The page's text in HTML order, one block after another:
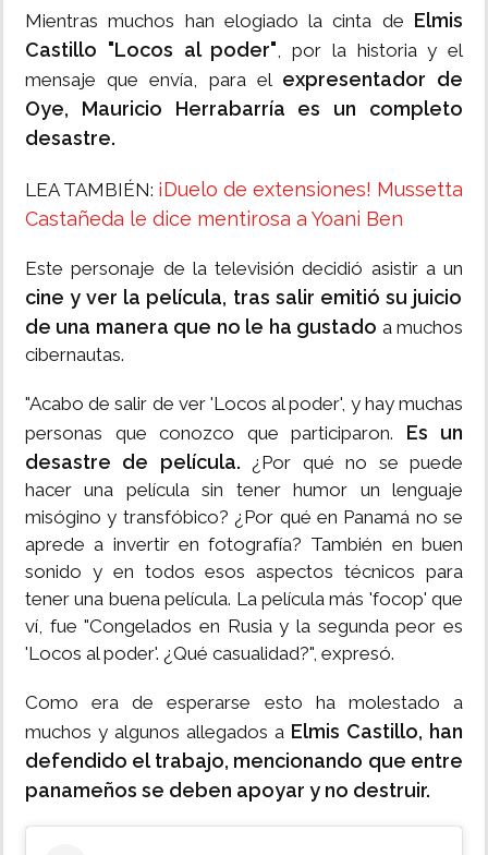
Mientras muchos han elogiado la cinta de Elmis
Castillo "Locos al poder", por la historia y el
mensaje que envía, para el expresentador de
Oye, Mauricio Herrabarría es un completo
desastre.
LEA TAMBIÉN: ¡Duelo de extensiones! Mussetta
Castañeda le dice mentirosa a Yoani Ben
Este personaje de la televisión decidió asistir a un
cine y ver la película, tras salir emitió su juicio
de una manera que no le ha gustado a muchos
cibernautas.
"Acabo de salir de ver 'Locos al poder', y hay muchas
personas que conozco que participaron. Es un
desastre de película. ¿Por qué no se puede
hacer una película sin tener humor un lenguaje
misógino y transfóbico? ¿Por qué en Panamá no se
aprede a invertir en fotografía? También en buen
sonido y en todos esos aspectos técnicos para
tener una buena película. La película más 'focop' que
ví, fue "Congelados en Rusia y la segunda peor es
'Locos al poder'. ¿Qué casualidad?", expresó.
Como era de esperarse esto ha molestado a
muchos y algunos allegados a Elmis Castillo, han
defendido el trabajo, mencionando que entre
panameños se deben apoyar y no destruir.